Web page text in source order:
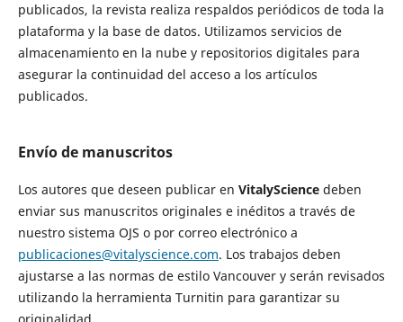
publicados, la revista realiza respaldos periódicos de toda la
plataforma y la base de datos. Utilizamos servicios de
almacenamiento en la nube y repositorios digitales para
asegurar la continuidad del acceso a los artículos
publicados.
Envío de manuscritos
Los autores que deseen publicar en VitalySciencedeben
enviar sus manuscritos originales e inéditos a través de
nuestro sistema OJS o por correo electrónico a
publicaciones@vitalyscience.com. Los trabajos deben
ajustarse a las normas de estilo Vancouver y serán revisados
utilizando la herramienta Turnitin para garantizar su